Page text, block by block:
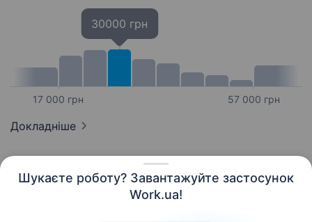
Шукаєте роботу? Завантажуйте застосунок
Work.ua!
17 000 грн
30000 грн
57 000 грн
Докладніше